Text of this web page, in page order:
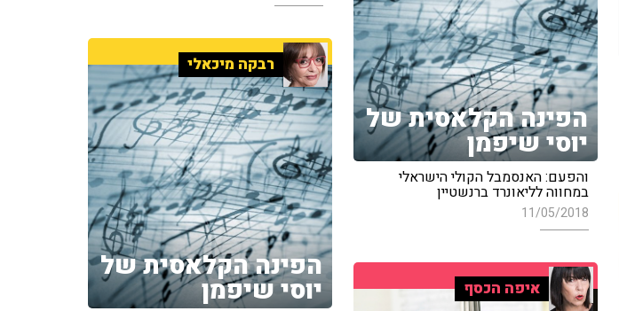
הפינה הקלאסית של
יוסי שיפמן
והפעם: האנסמבל הקולי הישראלי
במחווה לליאונרד ברנשטיין
11/05/2018
רבקה מיכאלי
הפינה הקלאסית של
יוסי שיפמן איפה הכסף